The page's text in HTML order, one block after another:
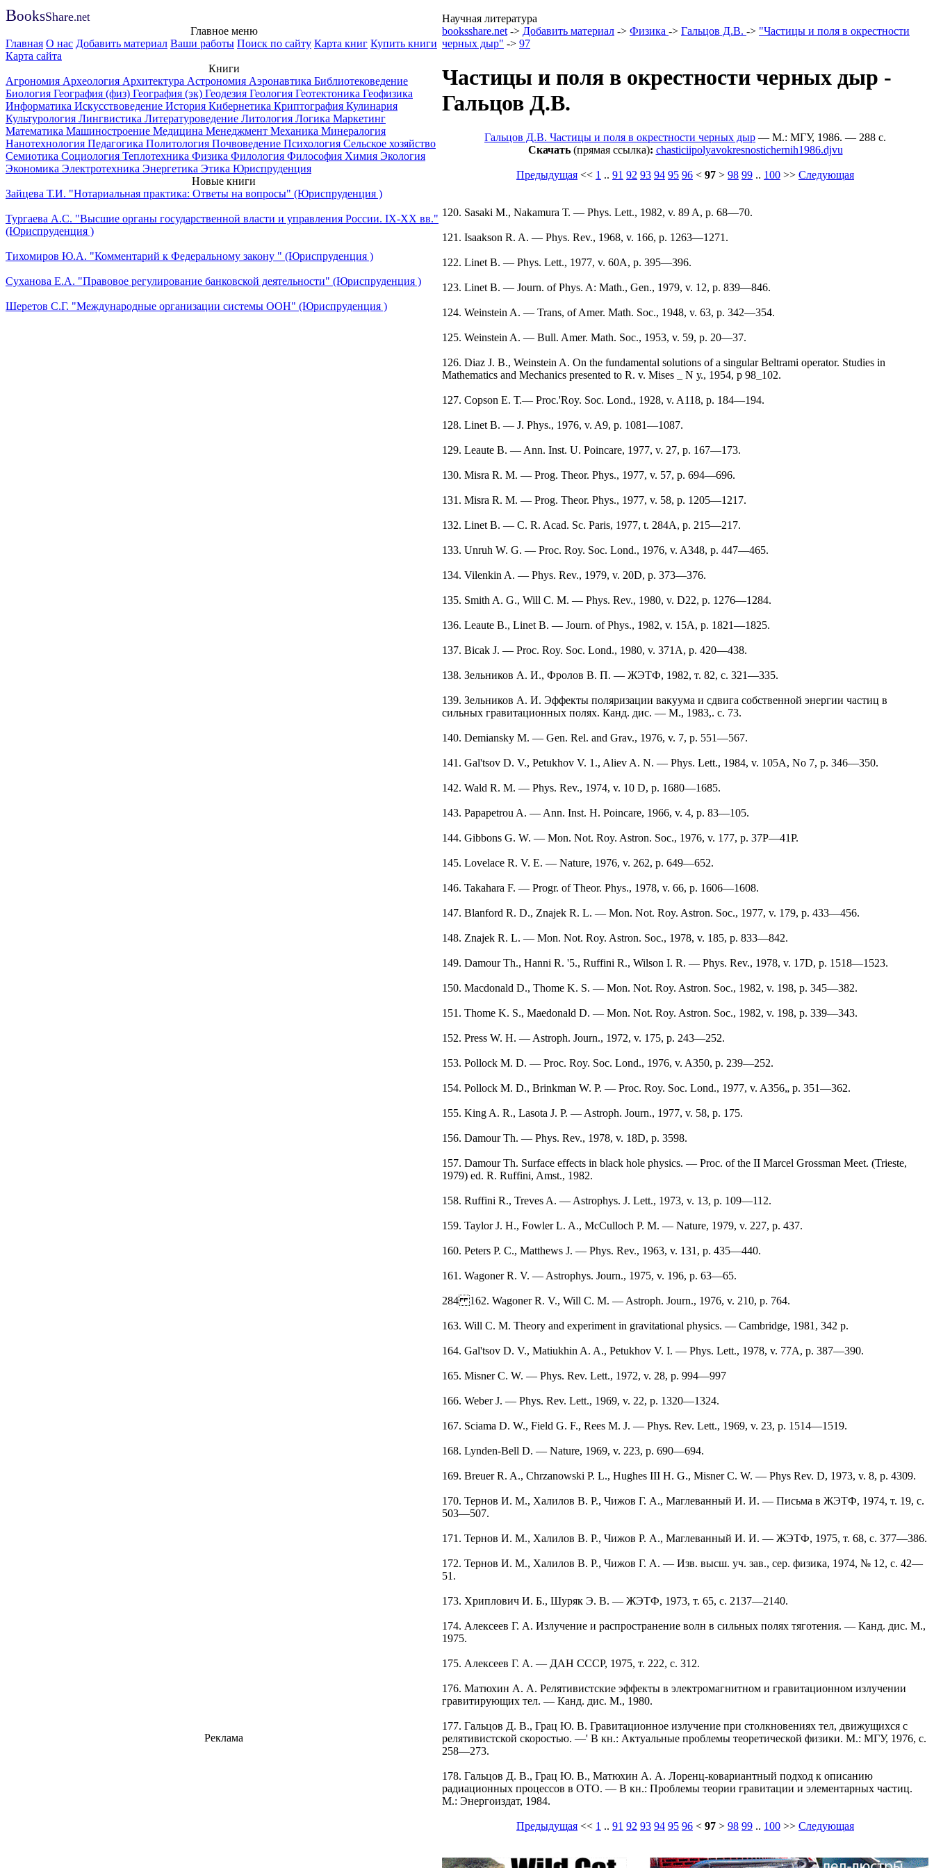
BooksShare.net
Научная литература
Главное меню
Главная О нас Добавить материал Ваши работы Поиск по сайту Карта книг Купить книги
Карта сайта
Книги
Агрономия Археология Архитектура Астрономия Аэронавтика Библиотековедение
Биология География (физ) География (эк) Геодезия Геология Геотектоника Геофизика
Информатика Искусствоведение История Кибернетика Криптография Кулинария
Культурология Лингвистика Литературоведение Литология Логика Маркетинг
Математика Машиностроение Медицина Менеджмент Механика Минералогия
Нанотехнология Педагогика Политология Почвоведение Психология Сельское хозяйство
Семиотика Социология Теплотехника Физика Филология Философия Химия Экология
Экономика Электротехника Энергетика Этика Юриспруденция
Новые книги
Зайцева Т.И. "Нотариальная практика: Ответы на вопросы" (Юриспруденция )
Тургаева А.С. "Высшие органы государственной власти и управления России. IХ-ХХ вв."
(Юриспруденция )
Тихомиров Ю.А. "Комментарий к Федеральному закону " (Юриспруденция )
Суханова Е.А. "Правовое регулирование банковской деятельности" (Юриспруденция )
Шеретов С.Г. "Международные организации системы ООН" (Юриспруденция )
booksshare.net -> Добавить материал -> Физика -> Гальцов Д.В. -> "Частицы и поля в окрестности
черных дыр" -> 97
Частицы и поля в окрестности черных дыр -
Гальцов Д.В.
Гальцов Д.В. Частицы и поля в окрестности черных дыр — М.: МГУ, 1986. — 288 c.
Скачать(прямая ссылка): chasticiipolyavokresnostichernih1986.djvu
Предыдущая << 1 .. 91 92 93 94 95 96 < 97 > 98 99 .. 100 >> Следующая
120. Sasaki M., Nakamura Т. — Phys. Lett., 1982, v. 89 A, p. 68—70.
121. Isaakson R. A. — Phys. Rev., 1968, v. 166, p. 1263—1271.
122. Linet B. — Phys. Lett., 1977, v. 60A, p. 395—396.
123. Linet B. — Journ. of Phys. A: Math., Gen., 1979, v. 12, p. 839—846.
124. Weinstein A. — Trans, of Amer. Math. Soc., 1948, v. 63, p. 342—354.
125. Weinstein A. — Bull. Amer. Math. Soc., 1953, v. 59, p. 20—37.
126. Diaz J. B., Weinstein A. On the fundamental solutions of a singular Beltrami operator. Studies in
Mathematics and Mechanics presented to R. v. Mises _ N у., 1954, p 98_102.
127. Copson E. Т.— Proc.'Roy. Soc. Lond., 1928, v. A118, p. 184—194.
128. Linet B. — J. Phys., 1976, v. A9, p. 1081—1087.
129. Leaute B. — Ann. Inst. U. Poincare, 1977, v. 27, p. 167—173.
130. Misra R. M. — Prog. Theor. Phys., 1977, v. 57, p. 694—696.
131. Misra R. M. — Prog. Theor. Phys., 1977, v. 58, p. 1205—1217.
132. Linet B. — C. R. Acad. Sc. Paris, 1977, t. 284A, p. 215—217.
133. Unruh W. G. — Proc. Roy. Soc. Lond., 1976, v. A348, p. 447—465.
134. Vilenkin A. — Phys. Rev., 1979, v. 20D, p. 373—376.
135. Smith A. G., Will C. M. — Phys. Rev., 1980, v. D22, p. 1276—1284.
136. Leaute B., Linet B. — Journ. of Phys., 1982, v. 15A, p. 1821—1825.
137. Bicak J. — Proc. Roy. Soc. Lond., 1980, v. 371A, p. 420—438.
138. Зельников А. И., Фролов В. П. — ЖЭТФ, 1982, т. 82, с. 321—335.
139. Зельников А. И. Эффекты поляризации вакуума и сдвига собственной энергии частиц в
сильных гравитационных полях. Канд. дис. — M., 1983,. с. 73.
140. Demiansky М. — Gen. Rel. and Grav., 1976, v. 7, p. 551—567.
141. Gal'tsov D. V., Petukhov V. 1., Aliev A. N. — Phys. Lett., 1984, v. 105A, No 7, p. 346—350.
142. Wald R. M. — Phys. Rev., 1974, v. 10 D, p. 1680—1685.
143. Papapetrou A. — Ann. Inst. H. Poincare, 1966, v. 4, p. 83—105.
144. Gibbons G. W. — Mon. Not. Roy. Astron. Soc., 1976, v. 177, p. 37P—41P.
145. Lovelace R. V. E. — Nature, 1976, v. 262, p. 649—652.
146. Takahara F. — Progr. of Theor. Phys., 1978, v. 66, p. 1606—1608.
147. Blanford R. D., Znajek R. L. — Mon. Not. Roy. Astron. Soc., 1977, v. 179, p. 433—456.
148. Znajek R. L. — Mon. Not. Roy. Astron. Soc., 1978, v. 185, p. 833—842.
149. Damour Th., Hanni R. '5., Ruffini R., Wilson I. R. — Phys. Rev., 1978, v. 17D, p. 1518—1523.
150. Macdonald D., Thome K. S. — Mon. Not. Roy. Astron. Soc., 1982, v. 198, p. 345—382.
151. Thome K. S., Maedonald D. — Mon. Not. Roy. Astron. Soc., 1982, v. 198, p. 339—343.
152. Press W. H. — Astroph. Journ., 1972, v. 175, p. 243—252.
153. Pollock M. D. — Proc. Roy. Soc. Lond., 1976, v. A350, p. 239—252.
154. Pollock M. D., Brinkman W. P. — Proc. Roy. Soc. Lond., 1977, v. A356„ p. 351—362.
155. King A. R., Lasota J. P. — Astroph. Journ., 1977, v. 58, p. 175.
156. Damour Th. — Phys. Rev., 1978, v. 18D, p. 3598.
157. Damour Th. Surface effects in black hole physics. — Proc. of the II Marcel Grossman Meet. (Trieste,
1979) ed. R. Ruffini, Amst., 1982.
158. Ruffini R., Treves A. — Astrophys. J. Lett., 1973, v. 13, p. 109—112.
159. Taylor J. H., Fowler L. A., McCulloch P. M. — Nature, 1979, v. 227, p. 437.
160. Peters P. C., Matthews J. — Phys. Rev., 1963, v. 131, p. 435—440.
161. Wagoner R. V. — Astrophys. Journ., 1975, v. 196, p. 63—65.
284 162. Wagoner R. V., Will С. M. — Astroph. Journ., 1976, v. 210, p. 764.
163. Will С. M. Theory and experiment in gravitational physics. — Cambridge, 1981, 342 p.
164. Gal'tsov D. V., Matiukhin A. A., Petukhov V. I. — Phys. Lett., 1978, v. 77A, p. 387—390.
165. Misner C. W. — Phys. Rev. Lett., 1972, v. 28, p. 994—997
166. Weber J. — Phys. Rev. Lett., 1969, v. 22, p. 1320—1324.
167. Sciama D. W., Field G. F., Rees M. J. — Phys. Rev. Lett., 1969, v. 23, p. 1514—1519.
168. Lynden-Bell D. — Nature, 1969, v. 223, p. 690—694.
169. Breuer R. A., Chrzanowski P. L., Hughes III H. G., Misner C. W. — Phys Rev. D, 1973, v. 8, p. 4309.
170. Тернов И. M., Халилов В. Р., Чижов Г. А., Маглеванный И. И. — Письма в ЖЭТФ, 1974, т. 19, с.
503—507.
171. Тернов И. M., Халилов В. Р., Чижов Р. А., Маглеванный И. И. — ЖЭТФ, 1975, т. 68, с. 377—386.
172. Тернов И. M., Халилов В. Р., Чижов Г. А. — Изв. высш. уч. зав., сер. физика, 1974, № 12, с. 42—
51.
173. Хриплович И. Б., Шуряк Э. В. — ЖЭТФ, 1973, т. 65, с. 2137—2140.
174. Алексеев Г. А. Излучение и распространение волн в сильных полях тяготения. — Канд. дис. M.,
1975.
175. Алексеев Г. А. — ДАН СССР, 1975, т. 222, с. 312.
176. Матюхин А. А. Релятивистские эффекты в электромагнитном и гравитационном излучении
гравитирующих тел. — Канд. дис. M., 1980.
177. Гальцов Д. В., Грац Ю. В. Гравитационное излучение при столкновениях тел, движущихся с
релятивистской скоростью. —' В кн.: Актуальные проблемы теоретической физики. M.: МГУ, 1976, с.
258—273.
178. Гальцов Д. В., Грац Ю. В., Матюхин А. А. Лоренц-ковариантный подход к описанию
радиационных процессов в ОТО. — В кн.: Проблемы теории гравитации и элементарных частиц.
M.: Энергоиздат, 1984.
Предыдущая << 1 .. 91 92 93 94 95 96 < 97 > 98 99 .. 100 >> Следующая
Реклама